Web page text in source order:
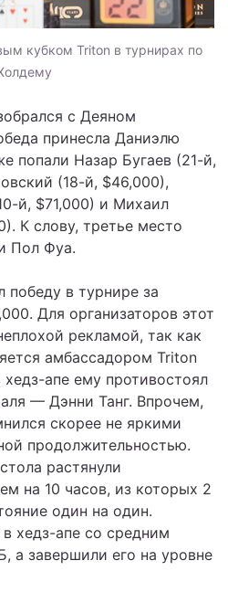
кубком Triton в турнирах по
с Деяном
принесла Даниэлю
попали Назар Бугаев (21-й,
(18-й, $46,000),
й, $71,000) и Михаил
К слову, третье место
Пол Фуа.
в турнире за
Для организаторов этот
рекламой, так как
амбассадором Triton
хедз-апе ему противостоял
— Дэнни Танг. Впрочем,
скорее не яркими
продолжительностью.
растянули
на 10 часов, из которых 2
один на один.
хедз-апе со средним
а завершили его на уровне